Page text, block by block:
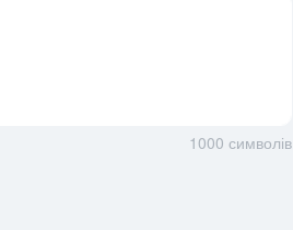
1000 символів